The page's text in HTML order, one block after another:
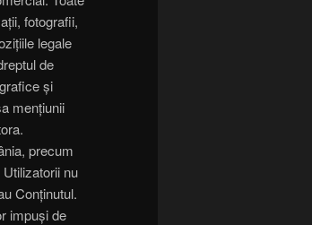
fotografii,
legale
de
și
mențiunii
precum
nu
Conținutul.
impuși de